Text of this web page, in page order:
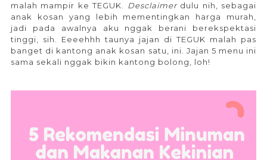
malah mampir ke TEGUK. Desclaimerdulu nih, sebagai
anak kosan yang lebih mementingkan harga murah,
jadi pada awalnya aku nggak berani berekspektasi
tinggi, sih. Eeeehhh taunya jajan di TEGUK malah pas
banget di kantong anak kosan satu, ini. Jajan 5 menu ini
sama sekali nggak bikin kantong bolong, loh!